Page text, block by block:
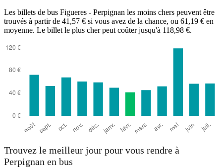
Les billets de bus Figueres - Perpignan les moins chers peuvent être
trouvés à partir de 41,57 € si vous avez de la chance, ou 61,19 € en
moyenne. Le billet le plus cher peut coûter jusqu'à 118,98 €.
Trouvez le meilleur jour pour vous rendre à
Perpignan en bus